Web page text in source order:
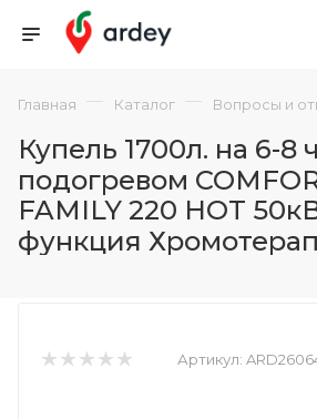
Главная — Каталог — Вопросы и
Купель 1700л. на 6-8
подогревом
FAMILY 220 HOT
функция
Артикул: